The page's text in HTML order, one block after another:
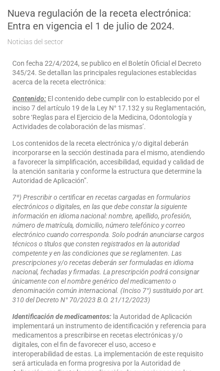
Nueva regulación de la receta electrónica:
Entra en vigencia el 1 de julio de 2024.
Noticias del sector
Con fecha 22/4/2024, se publico en el Boletín Oficial el Decreto
345/24. Se detallan las principales regulaciones establecidas
acerca de la receta electrónica:
Contenido: El contenido debe cumplir con lo establecido por el
inciso 7 del artículo 19 de la Ley N° 17.132 y su Reglamentación,
sobre ‘Reglas para el Ejercicio de la Medicina, Odontología y
Actividades de colaboración de las mismas’.
Los contenidos de la receta electrónica y/o digital deberán
incorporarse en la sección destinada para el mismo, atendiendo
a favorecer la simplificación, accesibilidad, equidad y calidad de
la atención sanitaria y conforme la estructura que determine la
Autoridad de Aplicación”.
7º) Prescribir o certificar en recetas cargadas en formularios
electrónicos o digitales, en las que debe constar la siguiente
información en idioma nacional: nombre, apellido, profesión,
número de matrícula, domicilio, número telefónico y correo
electrónico cuando corresponda. Solo podrán anunciarse cargos
técnicos o títulos que consten registrados en la autoridad
competente y en las condiciones que se reglamenten. Las
prescripciones y/o recetas deberán ser formuladas en idioma
nacional, fechadas y firmadas. La prescripción podrá consignar
únicamente con el nombre genérico del medicamento o
denominación común internacional. (Inciso 7°) sustituido por art.
310 del Decreto N° 70/2023 B.O. 21/12/2023)
Identificación de medicamentos: la Autoridad de Aplicación
implementará un instrumento de identificación y referencia para
medicamentos a prescribirse en recetas electrónicas y/o
digitales, con el fin de favorecer el uso, acceso e
interoperabilidad de estas. La implementación de este requisito
será articulada en forma progresiva por la Autoridad de